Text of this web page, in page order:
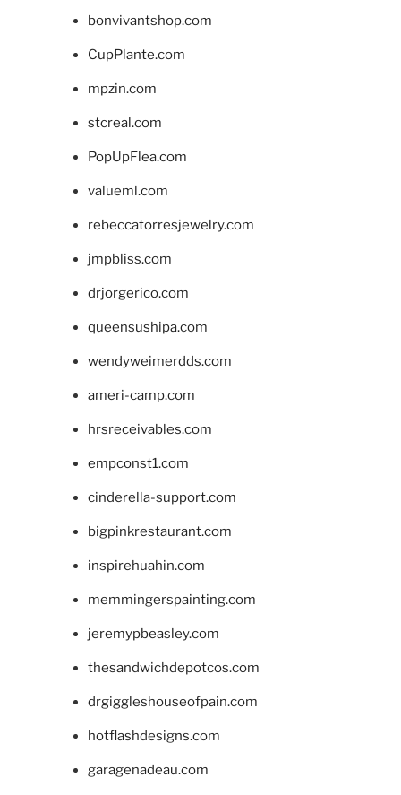
bonvivantshop.com
CupPlante.com
mpzin.com
stcreal.com
PopUpFlea.com
valueml.com
rebeccatorresjewelry.com
jmpbliss.com
drjorgerico.com
queensushipa.com
wendyweimerdds.com
ameri-camp.com
hrsreceivables.com
empconst1.com
cinderella-support.com
bigpinkrestaurant.com
inspirehuahin.com
memmingerspainting.com
jeremypbeasley.com
thesandwichdepotcos.com
drgiggleshouseofpain.com
hotflashdesigns.com
garagenadeau.com